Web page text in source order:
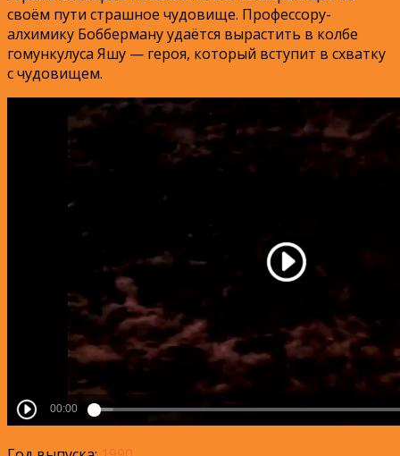
своём пути страшное чудовище. Профессору-
алхимику Бобберману удаётся вырастить в колбе
гомункулуса Яшу — героя, который вступит в схватку
с чудовищем.